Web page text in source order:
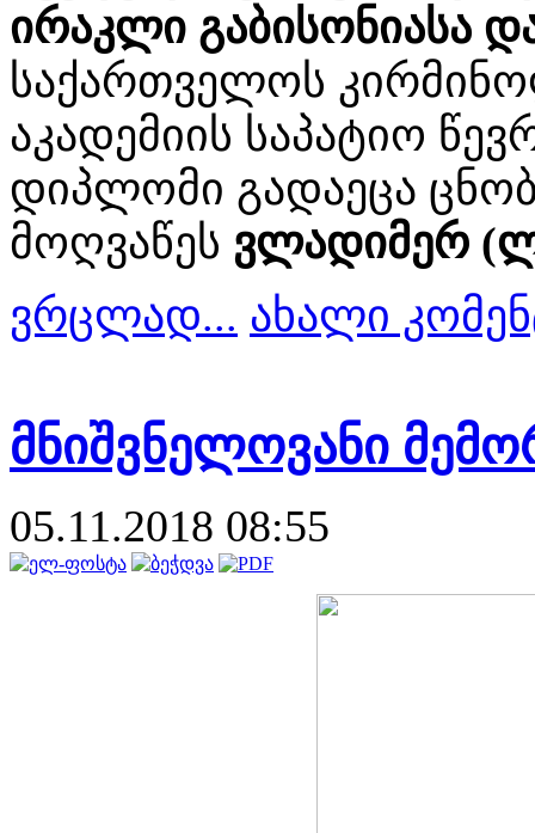
ირაკლი გაბისონიასა
საქართველოს
აკადემიის საპატიო
დიპლომი გადაეცა
მოღვაწეს ვლადიმერ
ვრცლად... ახალი
მნიშვნელოვანი
05.11.2018 08:55